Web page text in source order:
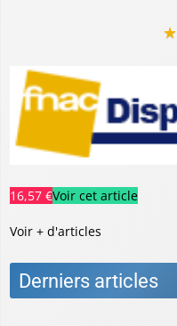
★
16,57 €Voir cet article
Voir + d'articles
Derniers articles